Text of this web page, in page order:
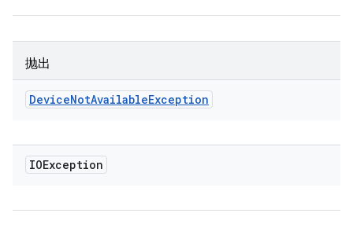
抛出
DeviceNotAvailableException
IOException